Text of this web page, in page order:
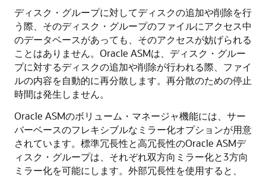
ディスク・グループに対してディスクの追加や削除を行
う際、そのディスク・グループのファイルにアクセス中
のデータベースがあっても、そのアクセスが妨げられる
ことはありません。Oracle ASMは、ディスク・グルー
プに対するディスクの追加や削除が行われる際、ファイ
ルの内容を自動的に再分散します。再分散のための停止
時間は発生しません。
Oracle ASMのボリューム・マネージャ機能には、サー
バーベースのフレキシブルなミラー化オプションが用意
されています。標準冗長性と高冗長性のOracle ASMデ
ィスク・グループは、それぞれ双方向ミラー化と3方向
ミラー化を可能にします。外部冗長性を使用すると、